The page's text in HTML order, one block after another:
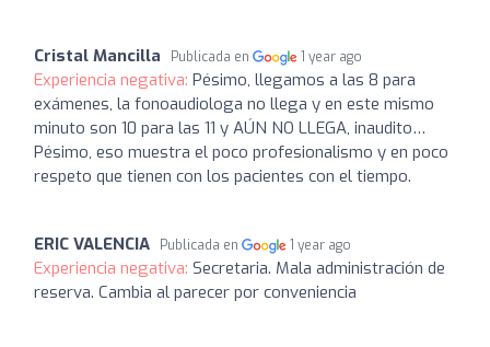
Cristal Mancilla Publicada en 1 year ago
Experiencia negativa: Pésimo, llegamos a las 8 para
exámenes, la fonoaudiologa no llega y en este mismo
minuto son 10 para las 11 y AÚN NO LLEGA, inaudito…
Pésimo, eso muestra el poco profesionalismo y en poco
respeto que tienen con los pacientes con el tiempo.
ERIC VALENCIA Publicada en 1 year ago
Experiencia negativa: Secretaria. Mala administración de
reserva. Cambia al parecer por conveniencia